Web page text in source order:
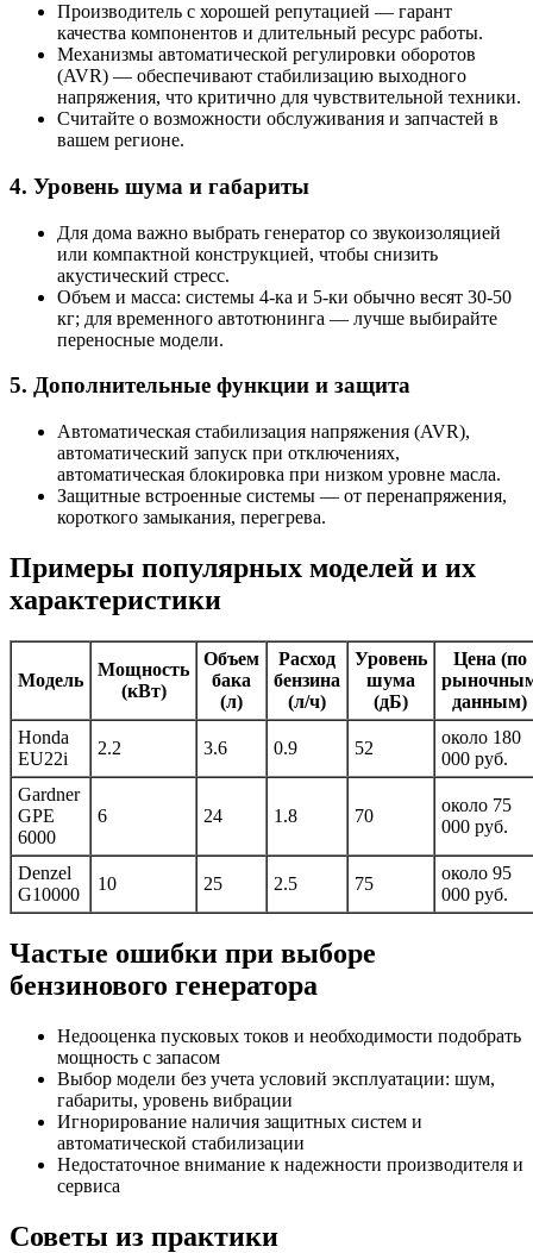
Производитель с хорошей репутацией — гарант
качества компонентов и длительный ресурс работы.
Механизмы автоматической регулировки оборотов
(AVR) — обеспечивают стабилизацию выходного
напряжения, что критично для чувствительной техники.
Считайте о возможности обслуживания и запчастей в
вашем регионе.
4. Уровень шума и габариты
Для дома важно выбрать генератор со звукоизоляцией
или компактной конструкцией, чтобы снизить
акустический стресс.
Объем и масса: системы 4-ка и 5-ки обычно весят 30-50
кг; для временного автотюнинга — лучше выбирайте
переносные модели.
5. Дополнительные функции и защита
Автоматическая стабилизация напряжения (AVR),
автоматический запуск при отключениях,
автоматическая блокировка при низком уровне масла.
Защитные встроенные системы — от перенапряжения,
короткого замыкания, перегрева.
Примеры популярных моделей и их
характеристики
Модель
Мощность
(кВт)
Объем
бака
(л)
Расход
бензина
(л/ч)
Уровень
шума
(дБ)
Цена (по
данным)
Honda
EU22i
2.2 3.6 0.9 52
около 180
000 руб.
Gardner
GPE
6000
6 24 1.8 70
около 75
000 руб.
Denzel
G10000
10 25 2.5 75
около 95
000 руб.
Частые ошибки при выборе
бензинового генератора
Недооценка пусковых токов и необходимости подобрать
мощность с запасом
Выбор модели без учета условий эксплуатации: шум,
габариты, уровень вибрации
Игнорирование наличия защитных систем и
автоматической стабилизации
Недостаточное внимание к надежности производителя и
сервиса
Советы из практики